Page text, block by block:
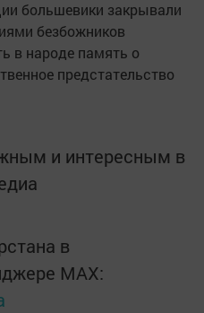
большевики закрывали
безбожников
в народе память о
предстательство
и интересным в
в
MАХ: